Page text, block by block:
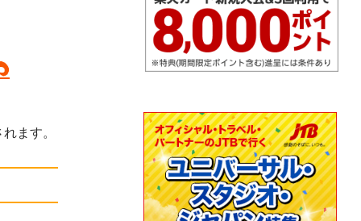
ます。